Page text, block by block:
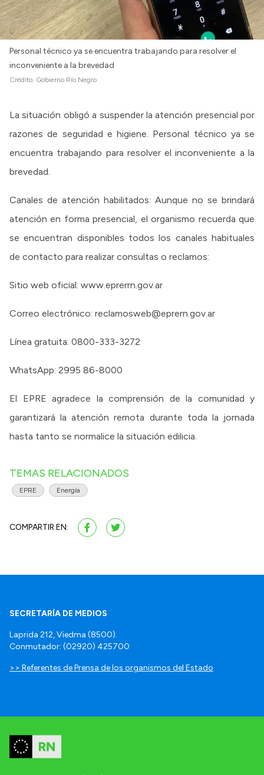
Personal técnico ya se encuentra trabajando para resolver el
inconveniente a la brevedad
Crédito: Gobierno Río Negro
La situación obligó a suspender la atención presencial por
razones de seguridad e higiene. Personal técnico ya se
encuentra trabajando para resolver el inconveniente a la
brevedad.
Canales de atención habilitados: Aunque no se brindará
atención en forma presencial, el organismo recuerda que
se encuentran disponibles todos los canales habituales
de contacto para realizar consultas o reclamos:
Sitio web oficial: www.eprerrn.gov.ar
Correo electrónico: reclamosweb@eprern.gov.ar
Línea gratuita: 0800-333-3272
WhatsApp: 2995 86-8000
El EPRE agradece la comprensión de la comunidad y
garantizará la atención remota durante toda la jornada
hasta tanto se normalice la situación edilicia.
TEMAS RELACIONADOS
EPRE Energía
COMPARTIR EN:
SECRETARÍA DE MEDIOS
Laprida 212, Viedma (8500).
Conmutador: (02920) 425700
>> Referentes de Prensa de los organismos del Estado